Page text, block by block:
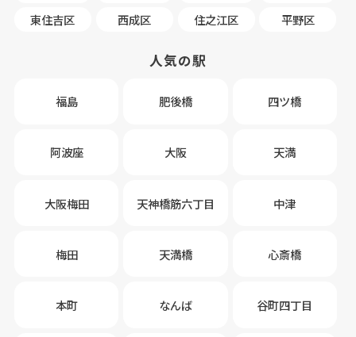
東住吉区
西成区 住之江区 平野区
人気の駅
福島 肥後橋 四ツ橋
阿波座 大阪 天満
大阪梅田 天神橋筋六丁目 中津
梅田 天満橋 心斎橋
本町 なんば 谷町四丁目